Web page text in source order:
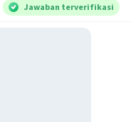
Jawaban terverifikasi